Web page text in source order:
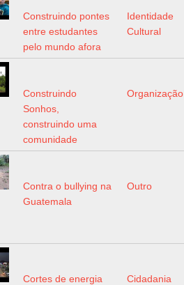
Construindo pontes
entre estudantes
pelo mundo afora
Identidade
Cultural
Construindo
Sonhos,
construindo uma
comunidade
Organização
Contra o bullying na
Guatemala
Outro
Cortes de energia
Cidadania